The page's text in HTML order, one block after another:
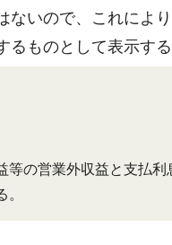
いので、これによ
るものとして表示する
の営業外収益と支払利